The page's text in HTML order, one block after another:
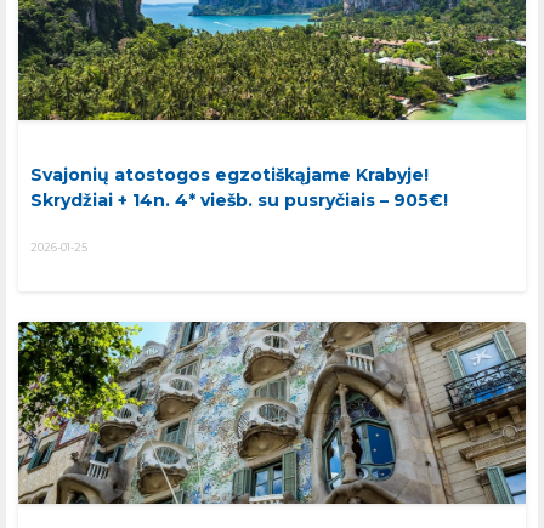
Svajonių atostogos egzotiškąjame Krabyje!
Skrydžiai + 14n. 4* viešb. su pusryčiais – 905€!
2026-01-25